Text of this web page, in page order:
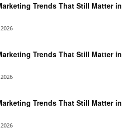
Trends That Still Matter in
Trends That Still Matter in
Trends That Still Matter in